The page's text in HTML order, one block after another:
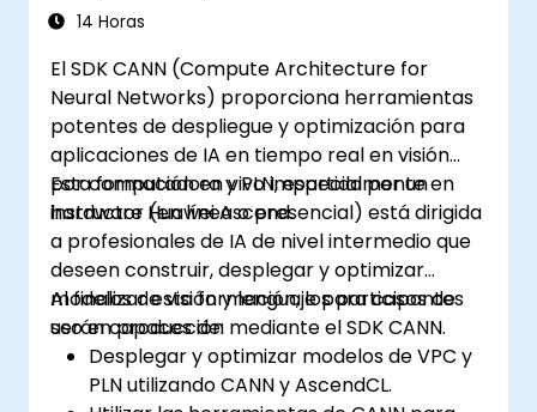
14 Horas
El SDK CANN (Compute Architecture for
Neural Networks) proporciona herramientas
potentes de despliegue y optimización para
aplicaciones de IA en tiempo real en visión
por computadora y PLN, especialmente en
hardware Huawei Ascend.
Esta formación en vivo impartida por un
instructor (en línea o presencial) está dirigida
a profesionales de IA de nivel intermedio que
deseen construir, desplegar y optimizar
modelos de visión y lenguaje para casos de
uso en producción mediante el SDK CANN.
Al finalizar esta formación, los participantes
serán capaces de:
Desplegar y optimizar modelos de VPC y
PLN utilizando CANN y AscendCL.